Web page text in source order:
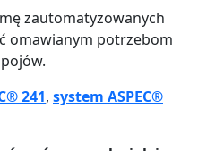
zautomatyzowanych
omawianym potrzebom
241, system ASPEC®